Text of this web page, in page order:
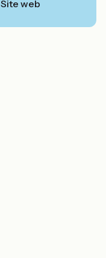
Site web